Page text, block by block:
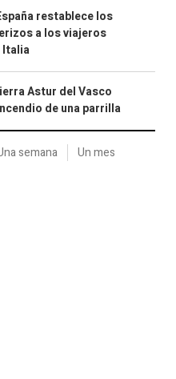
restablece los
a los viajeros
Italia
Astur del Vasco
de una parrilla
semana Un mes